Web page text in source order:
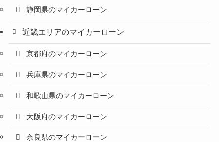
静岡県のマイカーローン
近畿エリアのマイカーローン
京都府のマイカーローン
兵庫県のマイカーローン
和歌山県のマイカーローン
大阪府のマイカーローン
奈良県のマイカーローン